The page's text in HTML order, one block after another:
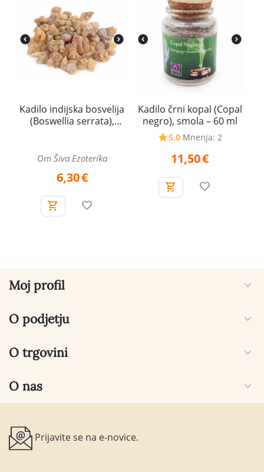
Kadilo indijska bosvelija
(Boswellia serrata),
Om Šiva Ezoterika
6,30€
Kadilo črni kopal (Copal
negro), smola – 60 ml
5.0 Mnenja: 2
11,50€
Moj profil
O podjetju
O trgovini
O nas
Prijavite se na e-novice.